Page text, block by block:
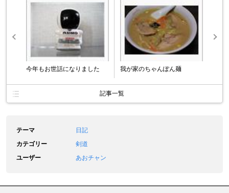
今年もお世話になりました 我が家のちゃんぽん麺
記事一覧
テーマ
日記
カテゴリー
剣道
ユーザー
あおチャン